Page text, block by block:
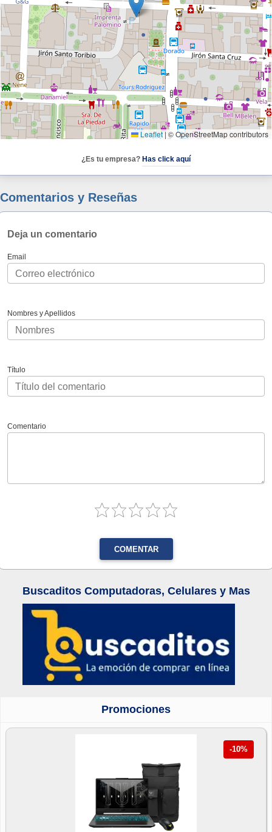
Leaflet|© OpenStreetMap contributors
¿Es tu empresa? Has click aquí
Comentarios y Reseñas
Deja un comentario
Email
Nombres y Apellidos
Título
Comentario
COMENTAR
Buscaditos Computadoras, Celulares y Mas
Promociones
-10%